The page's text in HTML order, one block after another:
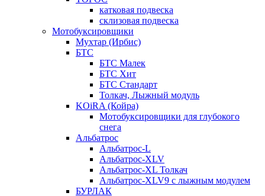
катковая подвеска
склизовая подвеска
Мотобуксировщики
Мухтар (Ирбис)
БТС
БТС Малек
БТС Хит
БТС Стандарт
Толкач, Лыжный модуль
KOiRA (Койра)
Мотобуксировщики для глубокого
снега
Альбатрос
Альбатрос-L
Альбатрос-XLV
Альбатрос-XL Толкач
Альбатрос-XLV9 с лыжным модулем
БУРЛАК